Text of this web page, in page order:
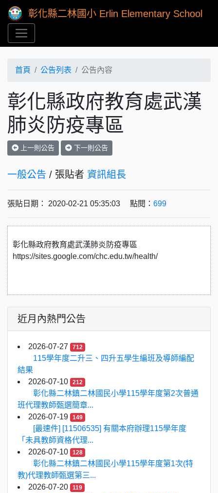
彰化縣二林國小 Erlin Elementary School
首頁 公告列表 公告內容
彰化縣政府教育處武漢
肺炎防疫專區
上一則公告 下一則公告
一般公告 / 張貼者 資訊組長
張貼日期： 2020-02-21 05:35:03 點閱： 699
彰化縣政府教育處武漢肺炎防疫專區
https://sites.google.com/chc.edu.tw/health/
近月內熱門公告
2026-07-27 712
115學年度二升三、四升五學生編班及導師編配
結果
2026-07-10
212
彰化縣二林鎮二林國民小學115學年度第2次普通
班代理教師甄選簡章...
2026-07-19
149
[最速件] [11506535] 有關本府辦理115學年度
「未具教師資格代理...
2026-07-10
128
彰化縣二林鎮二林國民小學115學年度第1次(特
教)代理教師甄選第三...
2026-07-20
119